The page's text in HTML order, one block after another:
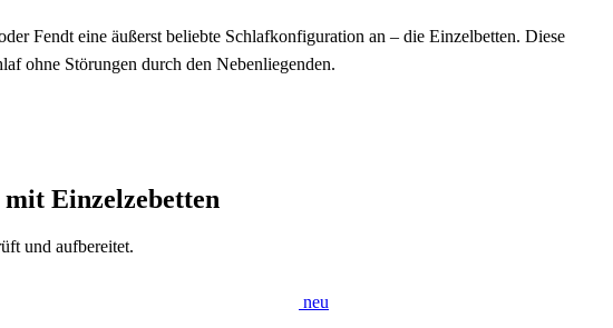
Fendt eine äußerst beliebte Schlafkonfiguration an – die Einzelbetten. Diese
ohne Störungen durch den Nebenliegenden.
Einzelzebetten
und aufbereitet.
neu